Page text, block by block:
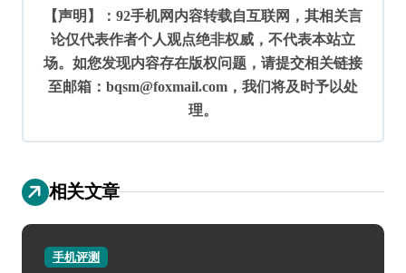
【声明】：92手机网内容转载自互联网，其相关言
论仅代表作者个人观点绝非权威，不代表本站立
场。如您发现内容存在版权问题，请提交相关链接
至邮箱：bqsm@foxmail.com，我们将及时予以处
理。
相关文章
手机评测